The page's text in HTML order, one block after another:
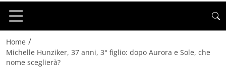
Home /
Michelle Hunziker, 37 anni, 3° figlio: dopo Aurora e Sole, che
nome sceglierà?